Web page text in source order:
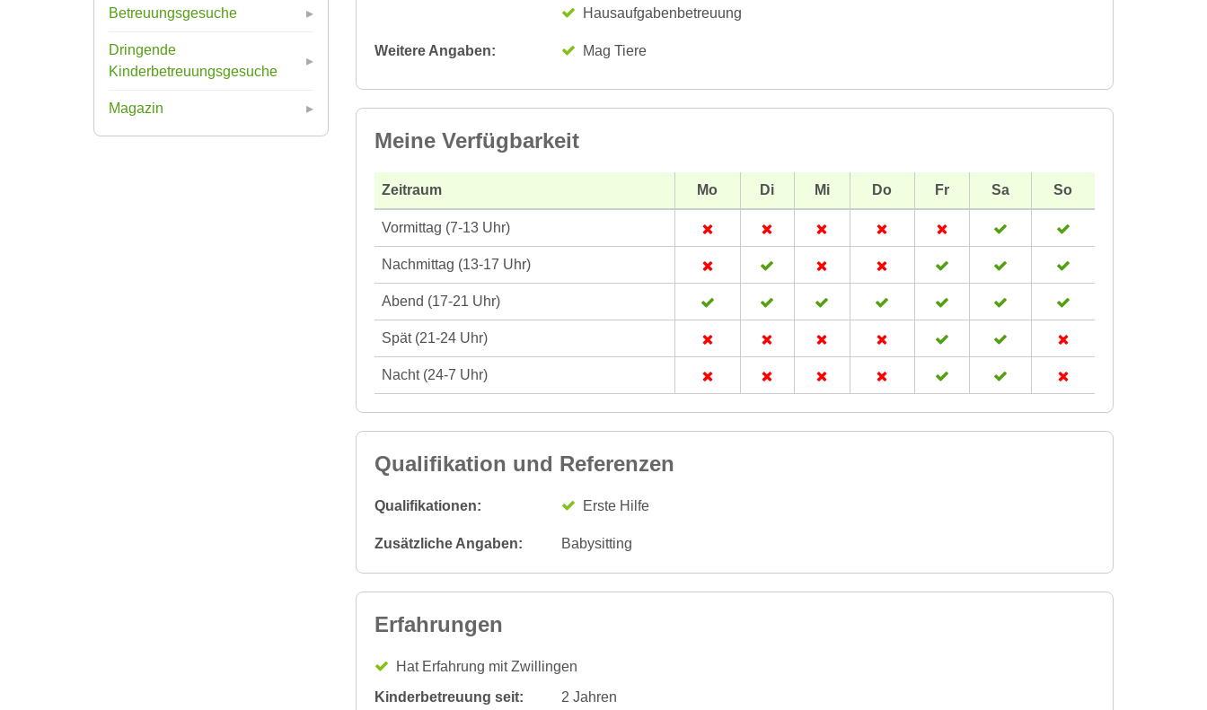
Betreuungsgesuche
Dringende
Kinderbetreuungsgesuche
Magazin
Hausaufgabenbetreuung
Weitere Angaben: Mag Tiere
Meine Verfügbarkeit
Zeitraum Mo Di Mi Do Fr Sa So
Vormittag (7-13 Uhr)
Nachmittag (13-17 Uhr)
Abend (17-21 Uhr)
Spät (21-24 Uhr)
Nacht (24-7 Uhr)
Qualifikation und Referenzen
Qualifikationen: Erste Hilfe
Zusätzliche Angaben: Babysitting
Erfahrungen
Hat Erfahrung mit Zwillingen
Kinderbetreuung seit:
2 Jahren